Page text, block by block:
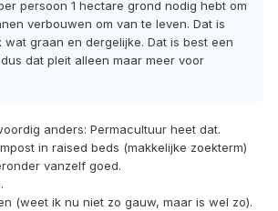
persoon 1 hectare grond nodig hebt om
verbouwen om van te leven. Dat is
wat graan en dergelijke. Dat is best een
dat pleit alleen maar meer voor
anders: Permacultuur heet dat.
in raised beds (makkelijke zoekterm)
vanzelf goed.
(weet ik nu niet zo gauw, maar is wel zo).